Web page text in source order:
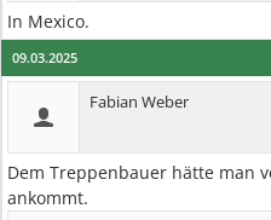
In Mexico.
09.03.2025
Fabian Weber
Dem Treppenbauer hätte man
ankommt.